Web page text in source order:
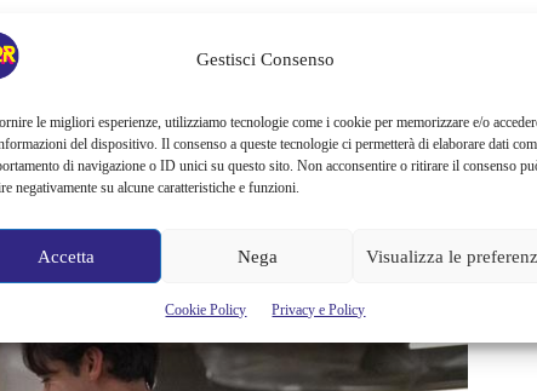
Gestisci Consenso
le migliori esperienze, utilizziamo tecnologie come i cookie per memorizzare e/o
del dispositivo. Il consenso a queste tecnologie ci permetterà di elaborare dati
di navigazione o ID unici su questo sito. Non acconsentire o ritirare il consenso
negativamente su alcune caratteristiche e funzioni.
Accetta Nega Visualizza le
Cookie Policy Privacy e Policy
interpreta Sam. Attorno ai due protagonisti ruotano altri
emotive della storia.
The Winx Saga, interpreta Delilah, figura coinvolta in un
veste invece i panni di Charlie, fratello maggiore di
amica molto vicina alla protagonista.